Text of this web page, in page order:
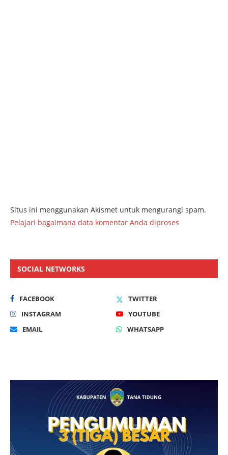
Situs ini menggunakan Akismet untuk mengurangi spam.
Pelajari bagaimana data komentar Anda diproses
SOCIAL NETWORKS
FACEBOOK
TWITTER
INSTAGRAM
YOUTUBE
EMAIL
WHATSAPP